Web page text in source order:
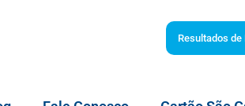
Resultados